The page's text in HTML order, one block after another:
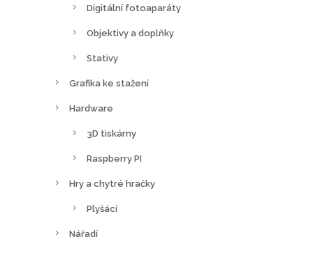
Digitální fotoaparáty
Objektivy a doplňky
Stativy
Grafika ke stažení
Hardware
3D tiskárny
Raspberry PI
Hry a chytré hračky
Plyšáci
Nářadí